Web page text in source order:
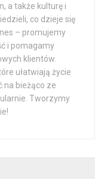
a także kulturę i
co dzieje się
– promujemy
i pomagamy
klientów.
ułatwiają życie
na bieżąco ze
Tworzymy